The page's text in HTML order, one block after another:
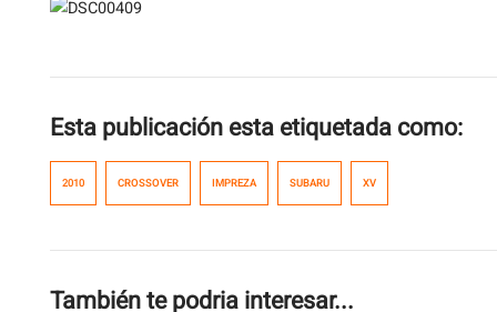
Esta publicación esta etiquetada como:
2010 CROSSOVER IMPREZA SUBARU XV
También te podria interesar...